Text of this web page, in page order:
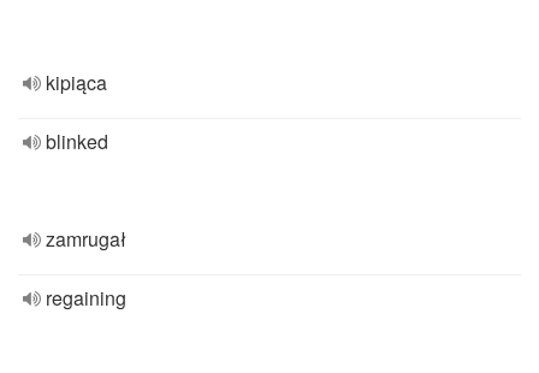
kipiąca
blinked
zamrugał
regaining